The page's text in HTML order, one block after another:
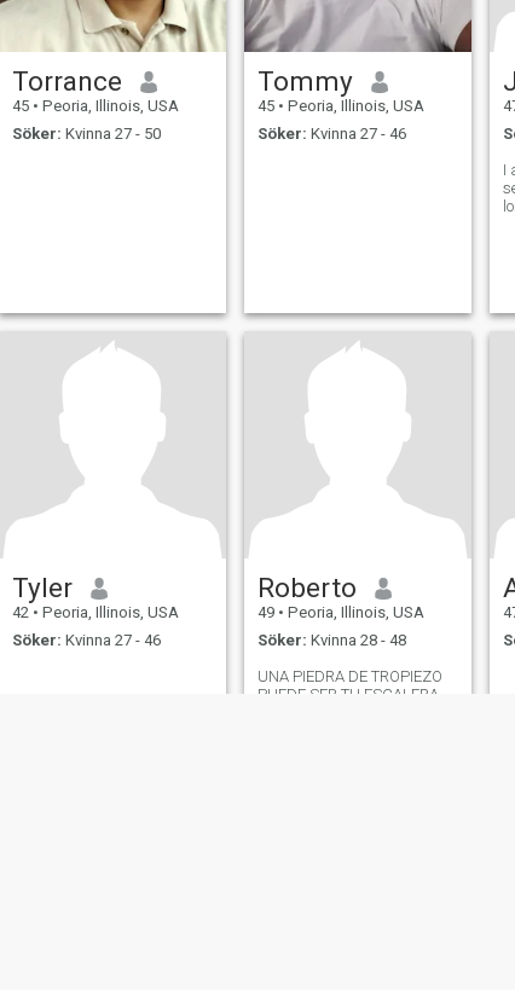
Torrance
45 • Peoria, Illinois, USA
Söker: Kvinna 27 - 50
Tommy
45 • Peoria, Illinois, USA
Söker: Kvinna 27 - 46
I
Tyler
42 • Peoria, Illinois, USA
Söker: Kvinna 27 - 46
Roberto
49 • Peoria, Illinois, USA
Söker: Kvinna 28 - 48
UNA PIEDRA DE TROPIEZO
PUEDE SER TU ESCALERA